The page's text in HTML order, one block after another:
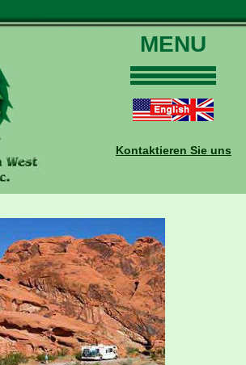
MENU
Touren
Daten und Preise
Buchungen
Auskünfte
Kontakt
Reise-Blog
Kontaktieren Sie uns